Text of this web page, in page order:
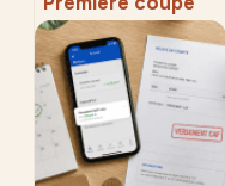
bébé garçon :
réussir le premier
coup de ciseaux à
la maison ou en
salon